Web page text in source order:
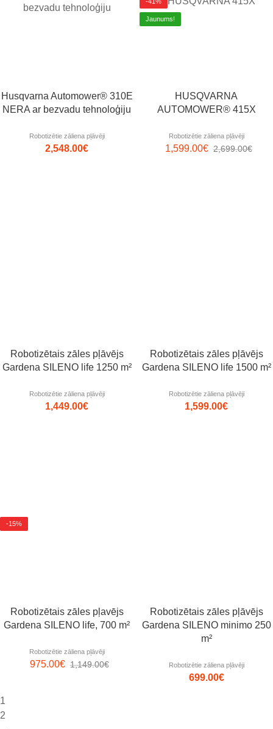
Husqvarna Automower® 310E
NERA ar bezvadu tehnoloģiju
Robotizētie zāliena pļāvēji
2,548.00€
Jaunums!
HUSQVARNA
AUTOMOWER® 415X
Robotizētie zāliena pļāvēji
2,699.00€
1,599.00€
Robotizētais zāles pļāvējs
Gardena SILENO life 1250 m²
Robotizētie zāliena pļāvēji
1,449.00€
Robotizētais zāles pļāvējs
Gardena SILENO life 1500 m²
Robotizētie zāliena pļāvēji
1,599.00€
-15%
Robotizētais zāles pļavējs
Gardena SILENO life, 700 m²
Robotizētie zāliena pļāvēji
1,149.00€
975.00€
Robotizētais zāles pļāvējs
Gardena SILENO minimo 250
m²
Robotizētie zāliena pļāvēji
699.00€
1
2